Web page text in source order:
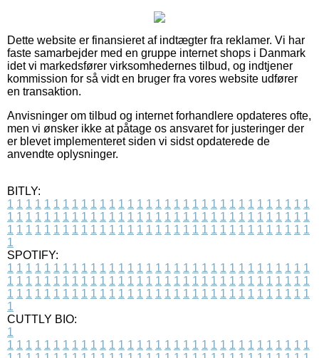
Dette website er finansieret af indtægter fra reklamer. Vi har
faste samarbejder med en gruppe internet shops i Danmark
idet vi markedsfører virksomhedernes tilbud, og indtjener
kommission for så vidt en bruger fra vores website udfører
en transaktion.
Anvisninger om tilbud og internet forhandlere opdateres ofte,
men vi ønsker ikke at påtage os ansvaret for justeringer der
er blevet implementeret siden vi sidst opdaterede de
anvendte oplysninger.
BITLY:
1 1 1 1 1 1 1 1 1 1 1 1 1 1 1 1 1 1 1 1 1 1 1 1 1 1 1 1 1 1 1 1 1
1 1 1 1 1 1 1 1 1 1 1 1 1 1 1 1 1 1 1 1 1 1 1 1 1 1 1 1 1 1 1 1 1
1 1 1 1 1 1 1 1 1 1 1 1 1 1 1 1 1 1 1 1 1 1 1 1 1 1 1 1 1 1 1 1 1
1
SPOTIFY:
1 1 1 1 1 1 1 1 1 1 1 1 1 1 1 1 1 1 1 1 1 1 1 1 1 1 1 1 1 1 1 1 1
1 1 1 1 1 1 1 1 1 1 1 1 1 1 1 1 1 1 1 1 1 1 1 1 1 1 1 1 1 1 1 1 1
1 1 1 1 1 1 1 1 1 1 1 1 1 1 1 1 1 1 1 1 1 1 1 1 1 1 1 1 1 1 1 1 1
1
CUTTLY BIO:
1
1 1 1 1 1 1 1 1 1 1 1 1 1 1 1 1 1 1 1 1 1 1 1 1 1 1 1 1 1 1 1 1 1